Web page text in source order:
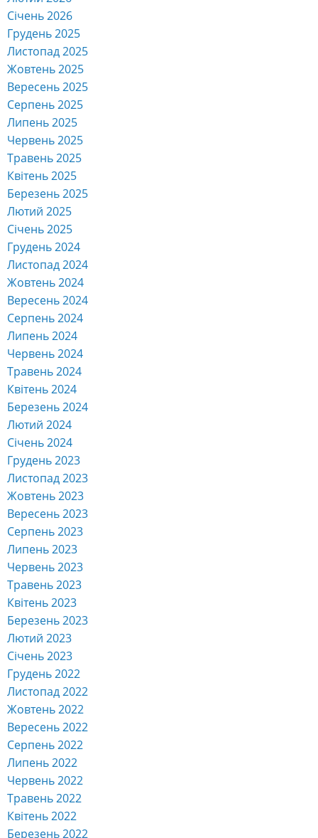
Січень 2026
Грудень 2025
Листопад 2025
Жовтень 2025
Вересень 2025
Серпень 2025
Липень 2025
Червень 2025
Травень 2025
Квітень 2025
Березень 2025
Лютий 2025
Січень 2025
Грудень 2024
Листопад 2024
Жовтень 2024
Вересень 2024
Серпень 2024
Липень 2024
Червень 2024
Травень 2024
Квітень 2024
Березень 2024
Лютий 2024
Січень 2024
Грудень 2023
Листопад 2023
Жовтень 2023
Вересень 2023
Серпень 2023
Липень 2023
Червень 2023
Травень 2023
Квітень 2023
Березень 2023
Лютий 2023
Січень 2023
Грудень 2022
Листопад 2022
Жовтень 2022
Вересень 2022
Серпень 2022
Липень 2022
Червень 2022
Травень 2022
Квітень 2022
Березень 2022